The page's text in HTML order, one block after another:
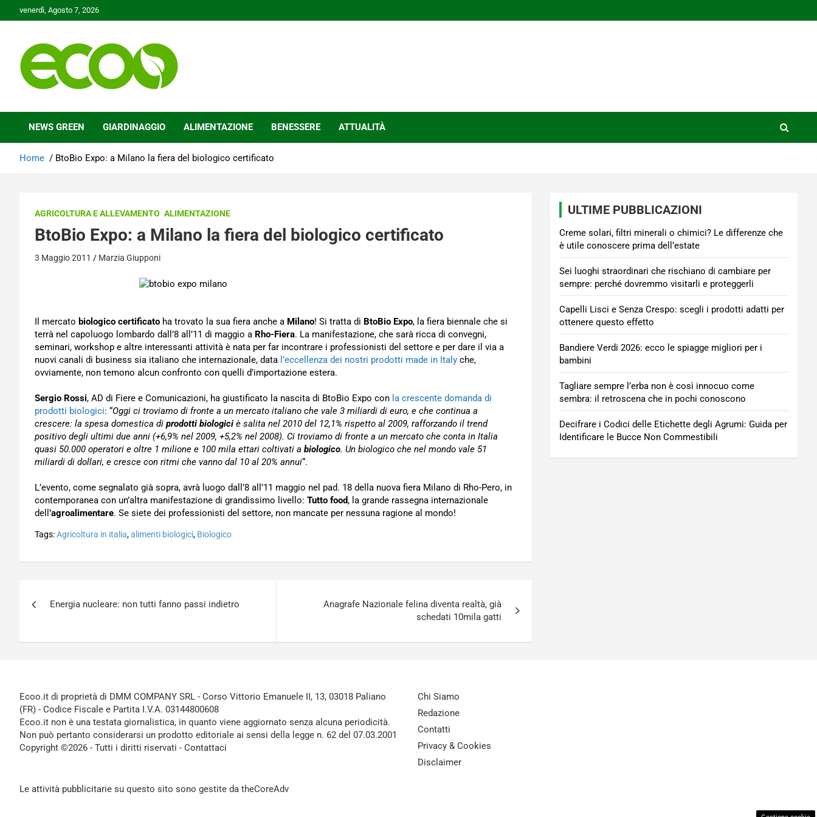
to
venerdì, Agosto 7, 2026
Ecoo.it
NEWS GREEN GIARDINAGGIO ALIMENTAZIONE BENESSERE ATTUALITÀ
Home BtoBio Expo: a Milano la fiera del biologico certificato
AGRICOLTURA E ALLEVAMENTO ALIMENTAZIONE
BtoBio Expo: a Milano la fiera del biologico certificato
3 Maggio 2011 Marzia Giupponi
Il mercato biologico certificato ha trovato la sua fiera anche a Milano! Si tratta di BtoBio Expo, la fiera biennale che si
terrà nel capoluogo lombardo dall’8 all’11 di maggio a Rho-Fiera. La manifestazione, che sarà ricca di convegni,
seminari, workshop e altre interessanti attività è nata per far incontrare i professionisti del settore e per dare il via a
nuovi canali di business sia italiano che internazionale, data l’eccellenza dei nostri prodotti made in Italy che,
ovviamente, non temono alcun confronto con quelli d’importazione estera.
Sergio Rossi, AD di Fiere e Comunicazioni, ha giustificato la nascita di BtoBio Expo con la crescente domanda di
prodotti biologici: “Oggi ci troviamo di fronte a un mercato italiano che vale 3 miliardi di euro, e che continua a
crescere: la spesa domestica di prodotti biologici è salita nel 2010 del 12,1% rispetto al 2009, rafforzando il trend
positivo degli ultimi due anni (+6,9% nel 2009, +5,2% nel 2008). Ci troviamo di fronte a un mercato che conta in Italia
quasi 50.000 operatori e oltre 1 milione e 100 mila ettari coltivati a biologico. Un biologico che nel mondo vale 51
miliardi di dollari, e cresce con ritmi che vanno dal 10 al 20% annui“.
L’evento, come segnalato già sopra, avrà luogo dall’8 all’11 maggio nel pad. 18 della nuova fiera Milano di Rho-Pero, in
contemporanea con un’altra manifestazione di grandissimo livello: Tutto food, la grande rassegna internazionale
dell ’agroalimentare. Se siete dei professionisti del settore, non mancate per nessuna ragione al mondo!
Tags:Agricoltura in italia,alimenti biologici, Biologico
articoli
Energia nucleare: non tutti fanno passi indietro
Anagrafe Nazionale felina diventa realtà, già
schedati 10mila gatti
ULTIME PUBBLICAZIONI
Creme solari, filtri minerali o chimici? Le differenze che
è utile conoscere prima dell’estate
Sei luoghi straordinari che rischiano di cambiare per
sempre: perché dovremmo visitarli e proteggerli
Capelli Lisci e Senza Crespo: scegli i prodotti adatti per
ottenere questo effetto
Bandiere Verdi 2026: ecco le spiagge migliori per i
bambini
Tagliare sempre l’erba non è così innocuo come
sembra: il retroscena che in pochi conoscono
Decifrare i Codici delle Etichette degli Agrumi: Guida per
Identificare le Bucce Non Commestibili
Ecoo.it di proprietà di DMM COMPANY SRL - Corso Vittorio Emanuele II, 13, 03018 Paliano
(FR) - Codice Fiscale e Partita I.V.A. 03144800608
Ecoo.it non è una testata giornalistica, in quanto viene aggiornato senza alcuna periodicità.
Non può pertanto considerarsi un prodotto editoriale ai sensi della legge n. 62 del 07.03.2001
Copyright ©2026 - Tutti i diritti riservati - Contattaci
Le attività pubblicitarie su questo sito sono gestite da theCoreAdv
Chi Siamo
Redazione
Contatti
Privacy & Cookies
Disclaimer